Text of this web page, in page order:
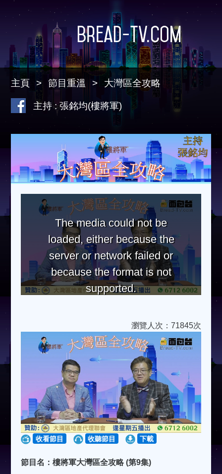
Bread-TV.com
主頁 節目重溫 大灣區全攻略
主持 : 張銘均(樓將軍)
The media could not be
loaded, either because the
server or network failed or
because the format is not
supported.
瀏覽人次：71845次
收看節目 收聽節目 下載
節目名：樓將軍大灣區全攻略 (第9集)